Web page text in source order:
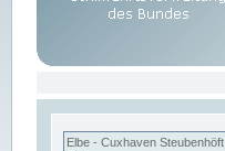
Elbe - Cuxhaven Steubenhöft